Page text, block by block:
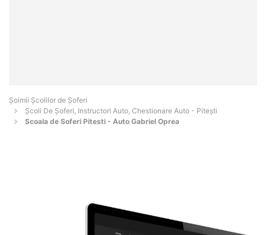
Şoimii Școlilor de Șoferi
Școli De Șoferi, Instructori Auto, Chestionare Auto - Piteşti
Scoala de Soferi Pitesti - Auto Gabriel Oprea